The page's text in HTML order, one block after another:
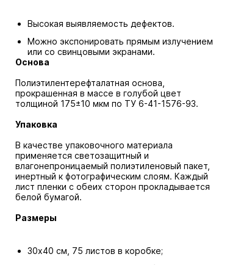
Высокая выявляемость дефектов.
Можно экспонировать прямым излучением
или со свинцовыми экранами.
Основа
Полиэтилентерефталатная основа,
прокрашенная в массе в голубой цвет
толщиной 175±10 мкм по ТУ 6-41-1576-93.
Упаковка
В качестве упаковочного материала
применяется светозащитный и
влагонепроницаемый полиэтиленовый пакет,
инертный к фотографическим слоям. Каждый
лист пленки с обеих сторон прокладывается
белой бумагой.
Размеры
30х40 см, 75 листов в коробке;